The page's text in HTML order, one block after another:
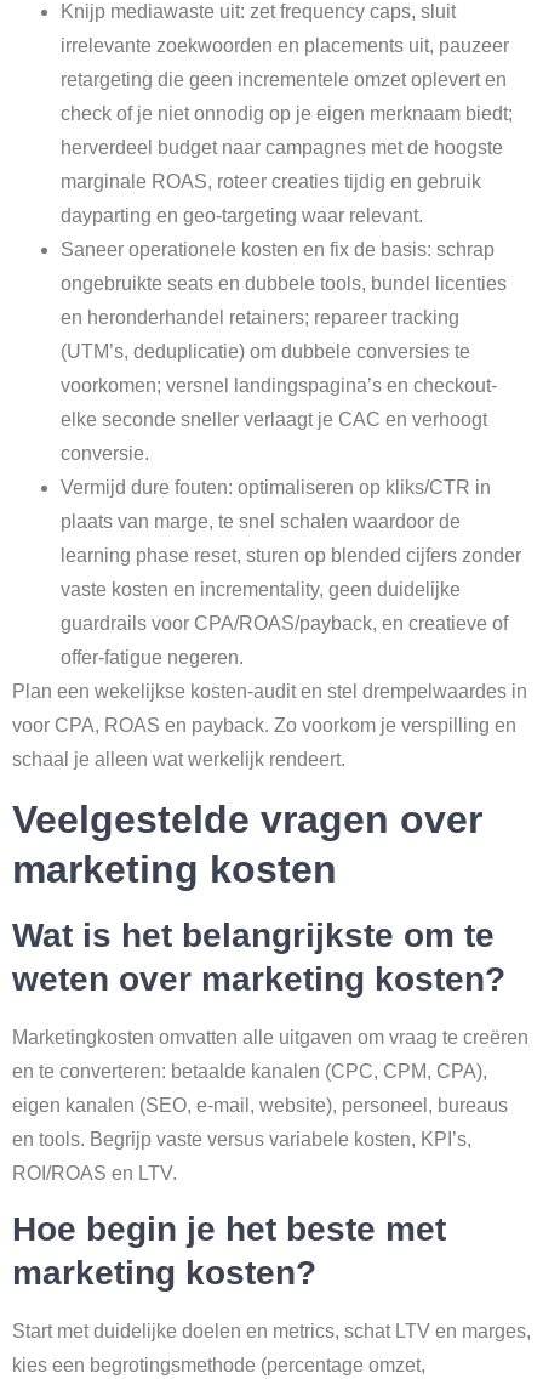
Knijp mediawaste uit: zet frequency caps, sluit
irrelevante zoekwoorden en placements uit, pauzeer
retargeting die geen incrementele omzet oplevert en
check of je niet onnodig op je eigen merknaam biedt;
herverdeel budget naar campagnes met de hoogste
marginale ROAS, roteer creaties tijdig en gebruik
dayparting en geo-targeting waar relevant.
Saneer operationele kosten en fix de basis: schrap
ongebruikte seats en dubbele tools, bundel licenties
en heronderhandel retainers; repareer tracking
(UTM’s, deduplicatie) om dubbele conversies te
voorkomen; versnel landingspagina’s en checkout-
elke seconde sneller verlaagt je CAC en verhoogt
conversie.
Vermijd dure fouten: optimaliseren op kliks/CTR in
plaats van marge, te snel schalen waardoor de
learning phase reset, sturen op blended cijfers zonder
vaste kosten en incrementality, geen duidelijke
guardrails voor CPA/ROAS/payback, en creatieve of
offer-fatigue negeren.
Plan een wekelijkse kosten-audit en stel drempelwaardes in
voor CPA, ROAS en payback. Zo voorkom je verspilling en
schaal je alleen wat werkelijk rendeert.
Veelgestelde vragen over
marketing kosten
Wat is het belangrijkste om te
weten over marketing kosten?
Marketingkosten omvatten alle uitgaven om vraag te creëren
en te converteren: betaalde kanalen (CPC, CPM, CPA),
eigen kanalen (SEO, e-mail, website), personeel, bureaus
en tools. Begrijp vaste versus variabele kosten, KPI’s,
ROI/ROAS en LTV.
Hoe begin je het beste met
marketing kosten?
Start met duidelijke doelen en metrics, schat LTV en marges,
kies een begrotingsmethode (percentage omzet,